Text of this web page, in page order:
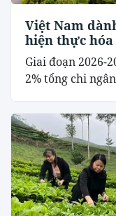
Việt Nam
hiện thực
Giai đoạn 2026-
2% tổng chi